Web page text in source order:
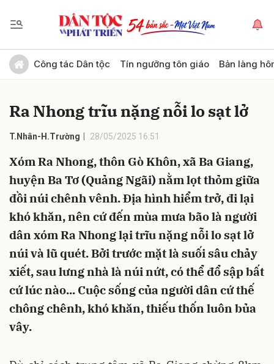
Công tác Dân tộc Tín ngưỡng tôn giáo Bản làng
Ra Nhong trĩu nặng nỗi lo sạt lở
T.Nhân-H.Trường 28/05/2025 16:51
Xóm Ra Nhong, thôn Gò Khôn, xã Ba Giang,
huyện Ba Tơ (Quảng Ngãi) nằm lọt thỏm giữa
đồi núi chênh vênh. Địa hình hiểm trở, đi lại
khó khăn, nên cứ đến mùa mưa bão là người
dân xóm Ra Nhong lại trĩu nặng nỗi lo sạt lở
núi và lũ quét. Bởi trước mặt là suối sâu chảy
xiết, sau lưng nhà là núi nứt, có thể đổ sập bất
cứ lúc nào... Cuộc sống của người dân cứ thế
chông chênh, khó khăn, thiếu thốn luôn bủa
vây.
Gửi bình luận
Hủy Gửi